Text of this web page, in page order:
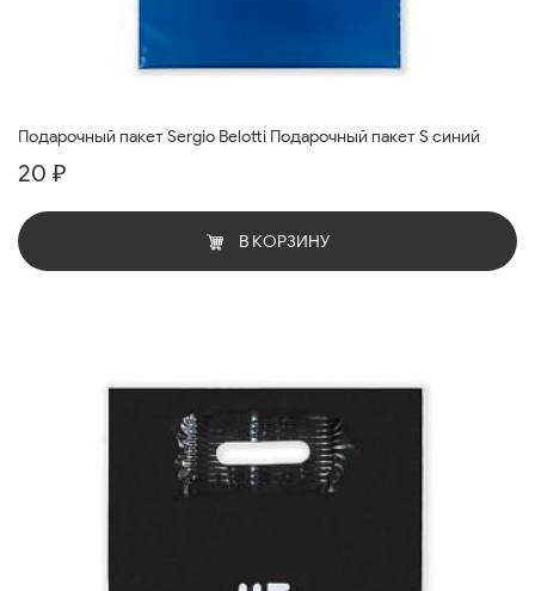
Подарочный пакет Sergio Belotti Подарочный пакет S синий
20 ₽
В КОРЗИНУ